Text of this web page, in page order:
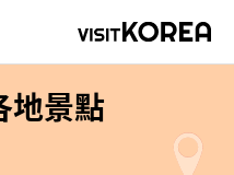
地景點